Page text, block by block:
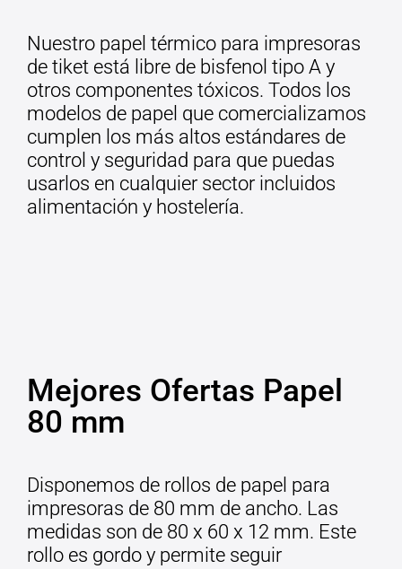
Nuestro papel térmico para impresoras
de tiket está libre de bisfenol tipo A y
otros componentes tóxicos. Todos los
modelos de papel que comercializamos
cumplen los más altos estándares de
control y seguridad para que puedas
usarlos en cualquier sector incluidos
alimentación y hostelería.
Mejores Ofertas Papel
80 mm
Disponemos de rollos de papel para
impresoras de 80 mm de ancho. Las
medidas son de 80 x 60 x 12 mm. Este
rollo es gordo y permite seguir